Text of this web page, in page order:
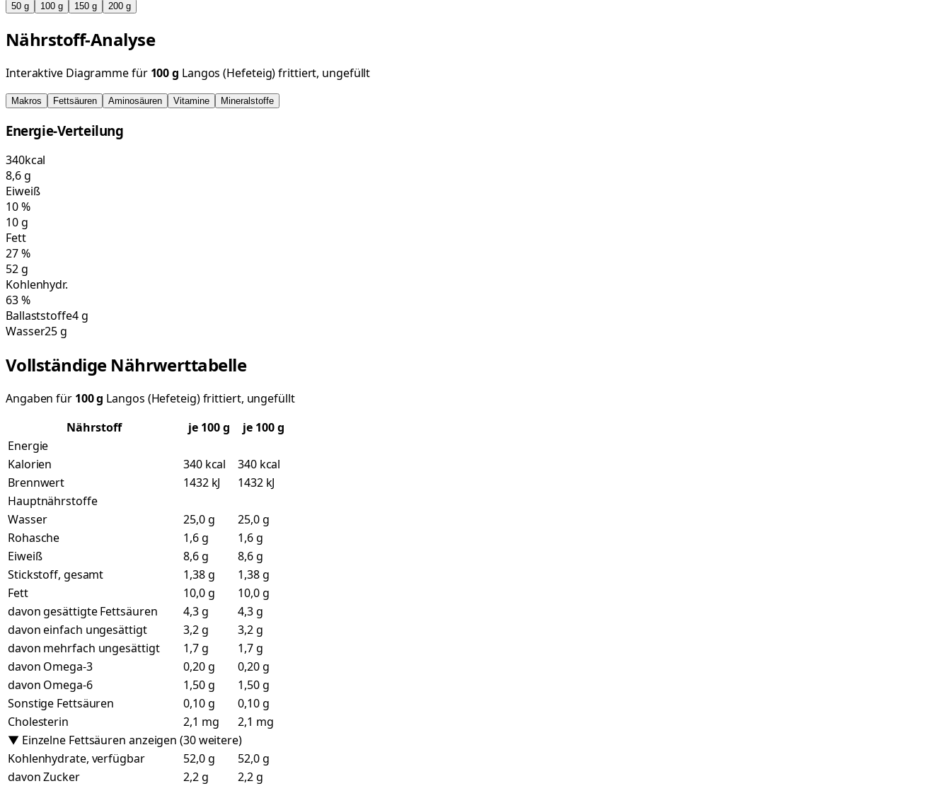
50 g 100 g 150 g 200 g
Nährstoff-Analyse
Interaktive Diagramme für 100g Langos (Hefeteig) frittiert, ungefüllt
Makros Fettsäuren Aminosäuren Vitamine Mineralstoffe
Energie-Verteilung
340kcal
8,6g
Eiweiß
10%
10g
Fett
27%
52g
Kohlenhydr.
63%
Ballaststoffe4 g
Wasser25 g
Vollständige Nährwerttabelle
Angaben für 100g Langos (Hefeteig) frittiert, ungefüllt
Nährstoff
je 100g
je 100 g
Energie
Kalorien
340 kcal
340 kcal
Brennwert
1432 kJ
1432 kJ
Hauptnährstoffe
Wasser
25,0 g
25,0 g
Rohasche
1,6 g
1,6 g
Eiweiß
8,6 g
8,6 g
Stickstoff, gesamt
1,38 g
1,38 g
Fett
10,0 g
10,0 g
davon gesättigte Fettsäuren
4,3 g
4,3 g
davon einfach ungesättigt
3,2 g
3,2 g
davon mehrfach ungesättigt
1,7 g
1,7 g
davon Omega-3
0,20 g
0,20 g
davon Omega-6
1,50 g
1,50 g
Sonstige Fettsäuren
0,10 g
0,10 g
Cholesterin
2,1 mg
2,1 mg
▼ Einzelne Fettsäuren anzeigen (30 weitere)
Kohlenhydrate, verfügbar
52,0 g
52,0 g
davon Zucker
2,2 g
2,2 g